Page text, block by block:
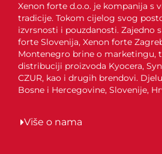
Xenon forte d.o.o. je kompanija s
tradicije. Tokom cijelog svog
izvrsnosti i pouzdanosti. Zajedno
forte Slovenija, Xenon forte
Montenegro brine o marketingu,
distribuciji proizvoda Kyocera,
CZUR, kao i drugih brendovi.
Bosne i Hercegovine, Slovenije,
Više o nama